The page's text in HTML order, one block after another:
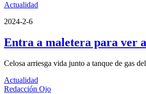
Actualidad
2024-2-6
Entra a maletera para ver
Celosa arriesga vida junto a tanque de gas
Actualidad
Redacción Ojo